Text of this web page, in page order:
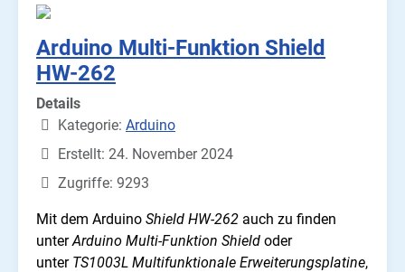
Arduino Multi-Funktion Shield
HW-262
Details
Kategorie: Arduino
Erstellt: 24. November 2024
Zugriffe: 9293
Mit dem Arduino Shield HW-262 auch zu finden
unterArduino Multi-Funktion Shield oder
unter TS1003L Multifunktionale Erweiterungsplatine,